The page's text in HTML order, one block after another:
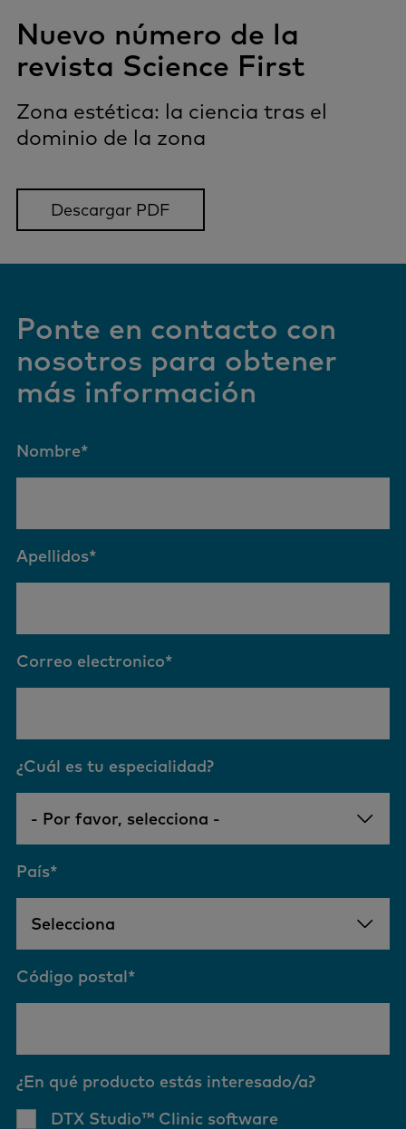
Nuevo número de la
revista Science First
Zona estética: la ciencia tras el
dominio de la zona
Descargar PDF
Ponte en contacto con
nosotros para obtener
más información
Nombre*
Apellidos*
Correo electronico*
¿Cuál es tu especialidad?
País*
Código postal*
¿En qué producto estás interesado/a?
DTX Studio™ Clinic software